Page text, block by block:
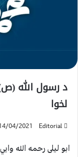
د رسول الله
لخوا
Editorial
04/2021
ابو ليلى رحمه الله